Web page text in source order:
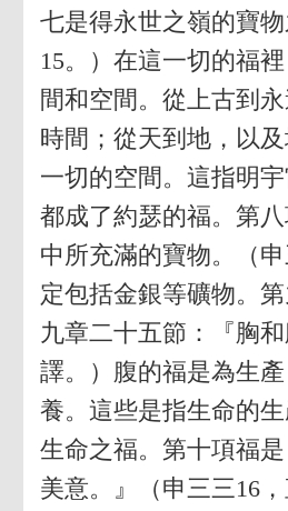
七是得永世之嶺的寶
15。）在這一切的福
間和空間。從上古到
時間；從天到地，以
一切的空間。這指明
都成了約瑟的福。第
中所充滿的寶物。（
定包括金銀等礦物。
九章二十五節：『胸
譯。）腹的福是為生
養。這些是指生命的
生命之福。第十項福
美意。』（申三三16